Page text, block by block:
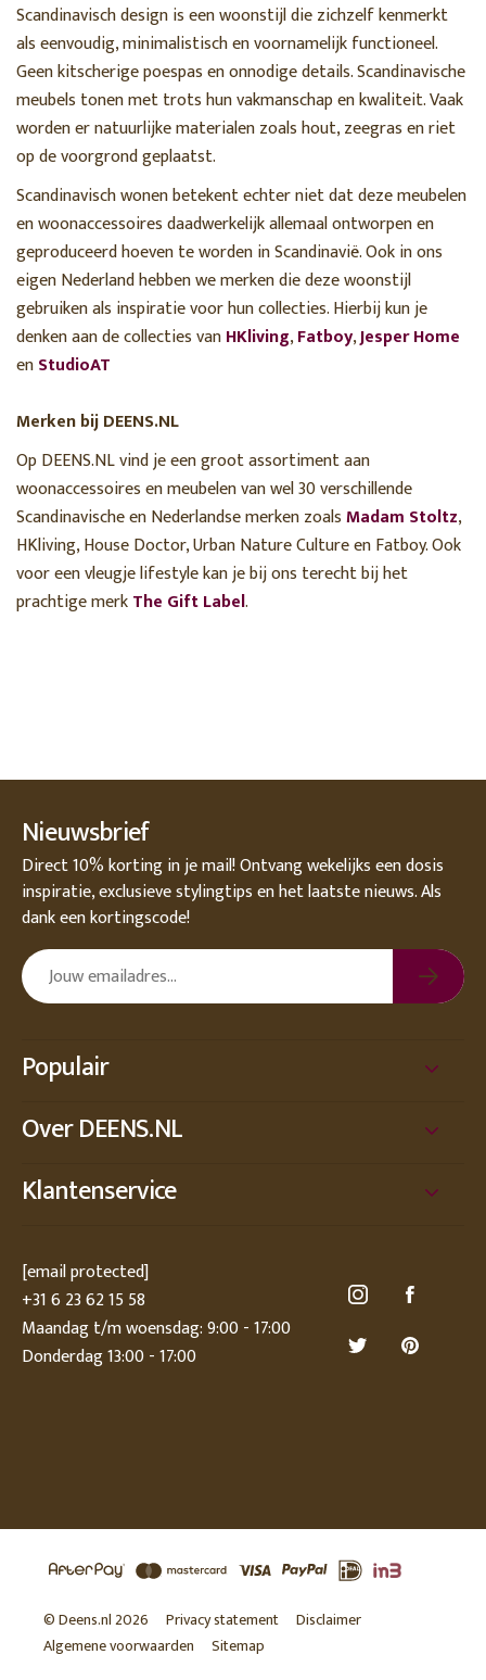
Scandinavisch design is een woonstijl die zichzelf kenmerkt
als eenvoudig, minimalistisch en voornamelijk functioneel.
Geen kitscherige poespas en onnodige details. Scandinavische
meubels tonen met trots hun vakmanschap en kwaliteit. Vaak
worden er natuurlijke materialen zoals hout, zeegras en riet
op de voorgrond geplaatst.
Scandinavisch wonen betekent echter niet dat deze meubelen
en woonaccessoires daadwerkelijk allemaal ontworpen en
geproduceerd hoeven te worden in Scandinavië. Ook in ons
eigen Nederland hebben we merken die deze woonstijl
gebruiken als inspiratie voor hun collecties. Hierbij kun je
denken aan de collecties vanHKliving,Fatboy,Jesper Home
enStudioAT
Merken bij DEENS.NL
Op DEENS.NL vind je een groot assortiment aan
woonaccessoires en meubelen van wel 30 verschillende
Scandinavische en Nederlandse merken zoalsMadam Stoltz,
HKliving, House Doctor, Urban Nature Culture en Fatboy. Ook
voor een vleugje lifestyle kan je bij ons terecht bij het
prachtige merkThe Gift Label.
Nieuwsbrief
Direct 10% korting in je mail! Ontvang wekelijks een dosis
inspiratie, exclusieve stylingtips en het laatste nieuws. Als
dank een kortingscode!
Populair
Over DEENS.NL
Klantenservice
[email protected]
+31 6 23 62 15 58
Maandag t/m woensdag: 9:00 - 17:00
Donderdag 13:00 - 17:00
© Deens.nl 2026 Privacy statement
Disclaimer
Algemene voorwaarden
Sitemap